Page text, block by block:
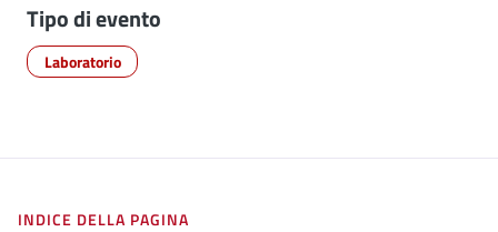
Tipo di evento
Laboratorio
INDICE DELLA PAGINA